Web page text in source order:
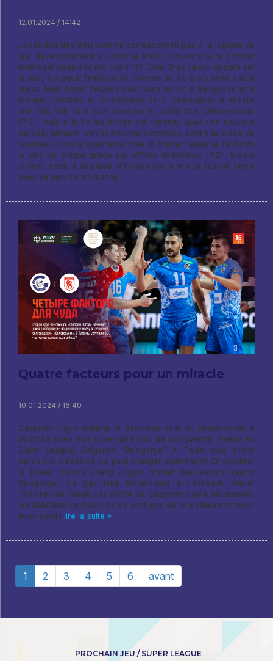
12.01.2024 / 14:42
Le résultat des trois sets ne correspondait pas à la logique de
leur développement. si, dans le match d'ouverture, le combat
était égal jusqu'à la marque 14:14 (Seul Shevlyakov, apparu sur
le site, a bloqué Tsepkov) et, comme on dit, il n'y avait aucun
signe. Mais Pavel Tetyukhin est venu servir à Belogorye et a
éliminé Rodichev et Obmochaev, 14:18. Shevlyakov a encore
une fois fait taire son adversaire, cette fois Chervyakova,
17:21, mais à la fin les invités ont répondu avec une nouvelle
percée, attraper son homonyme Skvortsov, sorti à la place de
Korotaev, dans la quatrième zone et freiner l'attaque de Rajab
le long de la ligne grâce aux efforts de Krotkov, 17:24. Maxim
Kirillov, entré à la place d'Ozhiganov, a mis la touche finale
avec un service en touche..
Quatre facteurs pour un miracle
10.01.2024 / 16:40
Gazprom-Yugra entame le deuxième tour du championnat à
domicile avec son adversaire lors de son premier match en
Super League, Belgorod "Belogorye". A Toula nous avons
perdu 0:3, qu'est-ce qui peut changer maintenant? En octobre,
le joueur chinois Zhang Jingyin n'avait pas encore rejoint
Belogorye, n'a pas joué Mohammed al-Hachdadi, Alexeï
Rodichev ne faisait pas partie de Gazprom-Yugra. Maintenant,
les habitants de Belgorod ne sont pas de la meilleure humeur,
avoir perdu lire la suite »
1 2 3 4 5 6 avant
PROCHAIN JEU / SUPER LEAGUE